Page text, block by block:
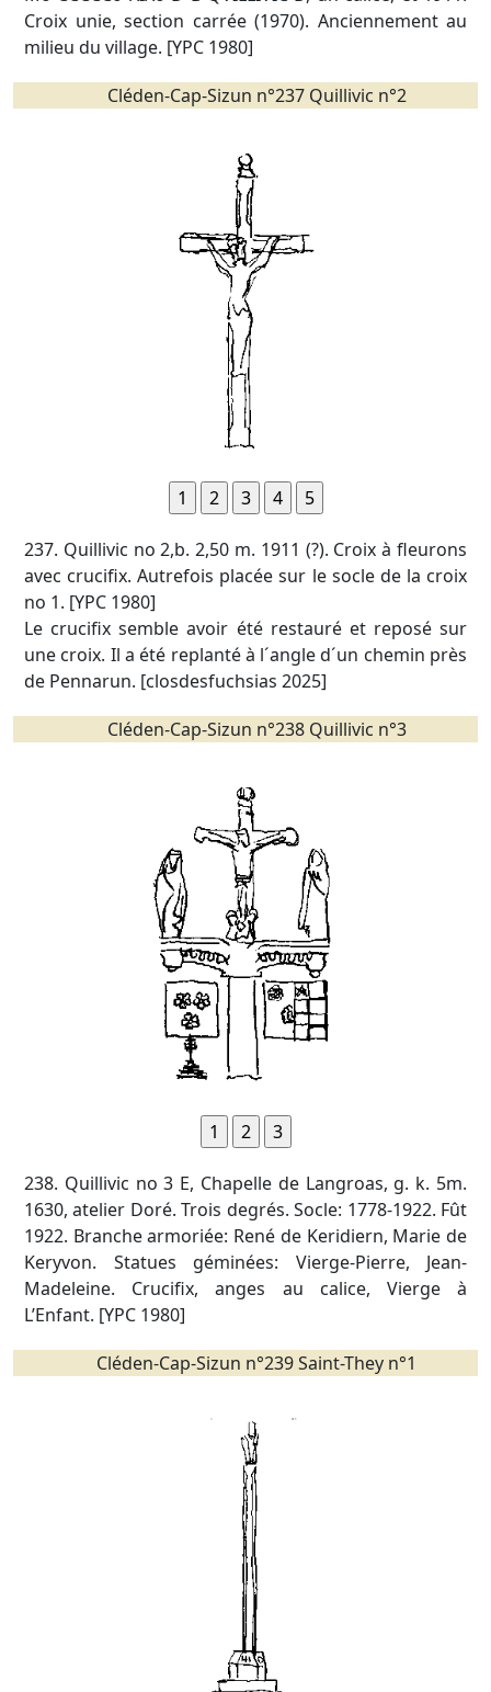
Croix unie, section carrée (1970). Anciennement au
milieu du village. [YPC 1980]
Cléden-Cap-Sizun n°237 Quillivic n°2
237. Quillivic no 2,b. 2,50 m. 1911 (?). Croix à fleurons
avec crucifix. Autrefois placée sur le socle de la croix
no 1. [YPC 1980]
Le crucifix semble avoir été restauré et reposé sur
une croix. Il a été replanté à l´angle d´un chemin près
de Pennarun. [closdesfuchsias 2025]
Cléden-Cap-Sizun n°238 Quillivic n°3
238. Quillivic no 3 E, Chapelle de Langroas, g. k. 5m.
1630, atelier Doré. Trois degrés. Socle: 1778-1922. Fût
1922. Branche armoriée: René de Keridiern, Marie de
Keryvon. Statues géminées: Vierge-Pierre, Jean-
Madeleine. Crucifix, anges au calice, Vierge à
L’Enfant. [YPC 1980]
Cléden-Cap-Sizun n°239 Saint-They n°1